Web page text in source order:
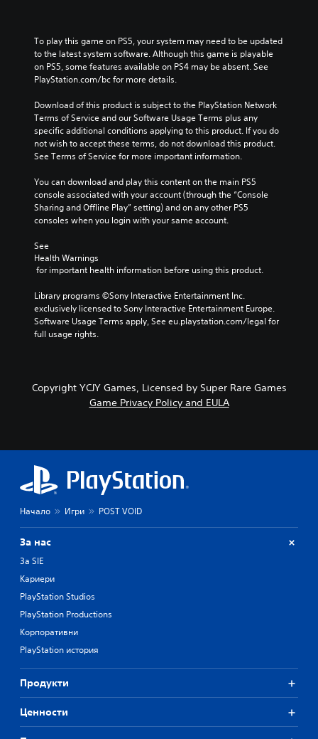
To play this game on PS5, your system may need to be updated
to the latest system software. Although this game is playable
on PS5, some features available on PS4 may be absent. See
PlayStation.com/bc for more details.
Download of this product is subject to the PlayStation Network
Terms of Service and our Software Usage Terms plus any
specific additional conditions applying to this product. If you do
not wish to accept these terms, do not download this product.
See Terms of Service for more important information.
You can download and play this content on the main PS5
console associated with your account (through the “Console
Sharing and Offline Play” setting) and on any other PS5
consoles when you login with your same account.
See
Health Warnings
for important health information before using this product.
Library programs ©Sony Interactive Entertainment Inc.
exclusively licensed to Sony Interactive Entertainment Europe.
Software Usage Terms apply, See eu.playstation.com/legal for
full usage rights.
Copyright YCJY Games, Licensed by Super Rare Games
Game Privacy Policy and EULA
Начало Игри POST VOID
За нас
За SIE
Кариери
PlayStation Studios
PlayStation Productions
Корпоративни
PlayStation история
Продукти
Ценности